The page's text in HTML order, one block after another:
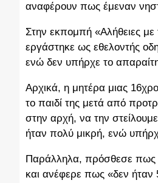
αναφέρουν πως έμεναν
Στην εκπομπή «Αλήθειες
εργάστηκε ως εθελοντής
ενώ δεν υπήρχε το
Αρχικά, η μητέρα μιας
το παιδί της μετά από
στην αρχή, να την
ήταν πολύ μικρή, ενώ
Παράλληλα, πρόσθεσε πως
και ανέφερε πως «δεν ήταν